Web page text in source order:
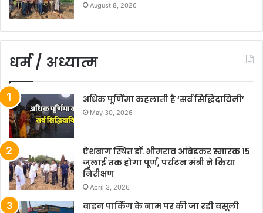
August 8, 2026
धर्म / अध्यात्म
अधिक पूर्णिमा कहलाती है ‘सर्व सिद्धिदायिनी’
May 30, 2026
ऐशबाग स्थित डॉ. भीमराव आंबेडकर स्मारक 15
जुलाई तक होगा पूर्ण, पर्यटन मंत्री ने किया
निरीक्षण
April 3, 2026
वाहन पार्किंग के नाम पर की जा रही वसूली